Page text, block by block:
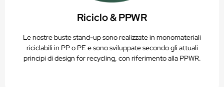
Riciclo & PPWR
Le nostre buste stand-up sono realizzate in monomateriali
riciclabili in PP o PE e sono sviluppate secondo gli attuali
principi di design for recycling, con riferimento alla PPWR.